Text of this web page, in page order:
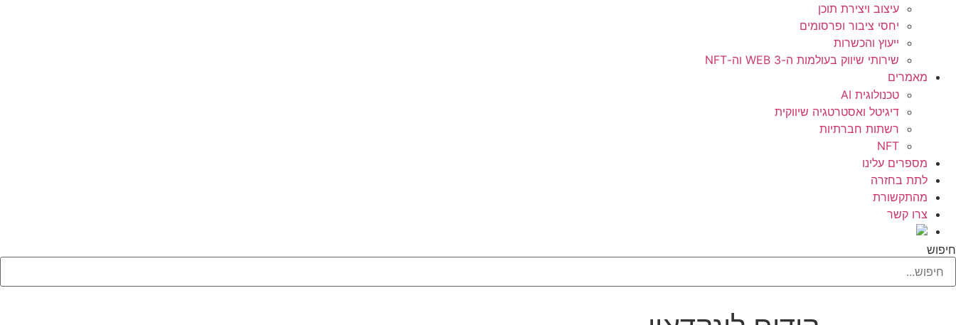
עיצוב ויצירת תוכן
יחסי ציבור ופרסומים
ייעוץ והכשרות
שירותי שיווק בעולמות ה-WEB 3 וה-NFT
מאמרים
טכנולוגית AI
דיגיטל ואסטרטגיה שיווקית
רשתות חברתיות
NFT
מספרים עלינו
לתת בחזרה
מהתקשורת
צרו קשר
חיפוש